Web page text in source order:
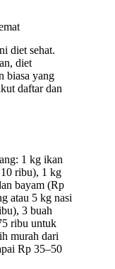
diet sehat.
diet
biasa yang
daftar dan
1 kg ikan
ribu), 1 kg
bayam (Rp
atau 5 kg nasi
3 buah
ribu untuk
murah dari
Rp 35–50